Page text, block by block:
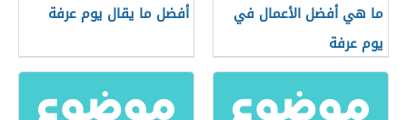
ما هي أفضل الأعمال في
يوم عرفة
أفضل ما يقال يوم عرفة